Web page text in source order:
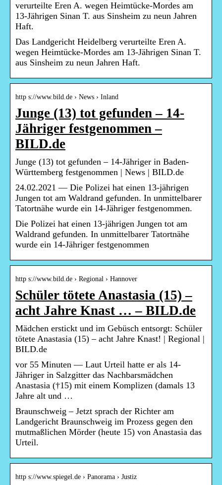
verurteilte Eren A. wegen Heimtücke-Mordes am
13-Jährigen Sinan T. aus Sinsheim zu neun Jahren
Haft.
Das Landgericht Heidelberg verurteilte Eren A.
wegen Heimtücke-Mordes am 13-Jährigen Sinan T.
aus Sinsheim zu neun Jahren Haft.
http s://www.bild.de › News › Inland
Junge (13) tot gefunden – 14-
Jähriger festgenommen –
BILD.de
Junge (13) tot gefunden – 14-Jähriger in Baden-
Württemberg festgenommen | News | BILD.de
24.02.2021 — Die Polizei hat einen 13-jährigen
Jungen tot am Waldrand gefunden. In unmittelbarer
Tatortnähe wurde ein 14-Jähriger festgenommen.
Die Polizei hat einen 13-jährigen Jungen tot am
Waldrand gefunden. In unmittelbarer Tatortnähe
wurde ein 14-Jähriger festgenommen
http s://www.bild.de › Regional › Hannover
Schüler tötete Anastasia (15) –
acht Jahre Knast … – BILD.de
Mädchen erstickt und im Gebüsch entsorgt: Schüler
tötete Anastasia (15) – acht Jahre Knast! | Regional |
BILD.de
vor 55 Minuten — Laut Urteil hatte er als 14-
Jähriger in Salzgitter das Nachbarsmädchen
Anastasia (†15) mit einem Komplizen (damals 13
Jahre alt und …
Braunschweig – Jetzt sprach der Richter am
Landgericht Braunschweig im Prozess gegen den
mutmaßlichen Mörder (heute 15) von Anastasia das
Urteil.
http s://www.spiegel.de › Panorama › Justiz